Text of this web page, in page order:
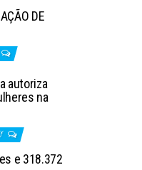
DE
autoriza
na
e 318.372